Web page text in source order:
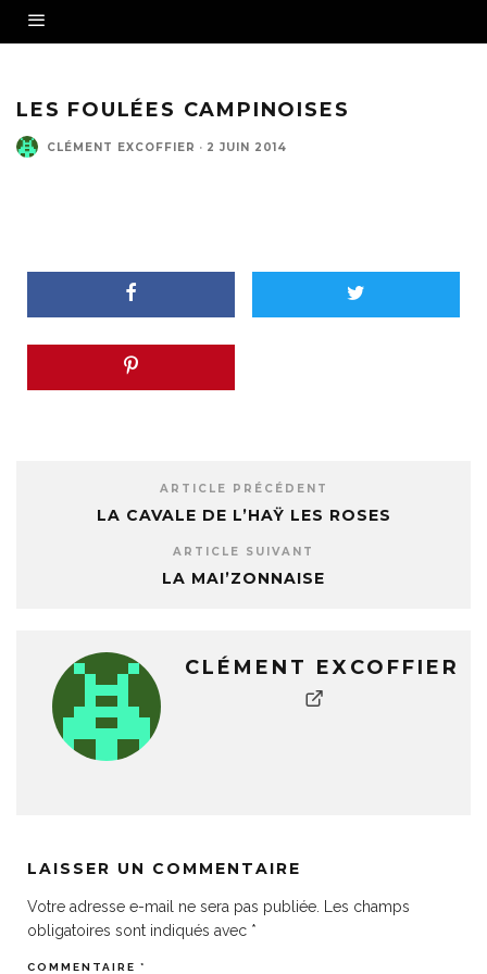
LES FOULÉES CAMPINOISES
CLÉMENT EXCOFFIER · 2 JUIN 2014
ARTICLE PRÉCÉDENT
LA CAVALE DE L’HAŸ LES ROSES
ARTICLE SUIVANT
LA MAI’ZONNAISE
CLÉMENT EXCOFFIER
LAISSER UN COMMENTAIRE
Votre adresse e-mail ne sera pas publiée.
Les champs
obligatoires sont indiqués avec *
COMMENTAIRE *